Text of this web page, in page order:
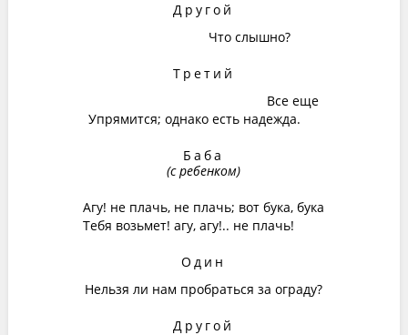
Другой
Что слышно?
Третий
Все еще
Упрямится; однако есть надежда.
Баба
(с ребенком)
Агу! не плачь, не плачь; вот бука, бука
Тебя возьмет! агу, агу!.. не плачь!
Один
Нельзя ли нам пробраться за ограду?
Другой